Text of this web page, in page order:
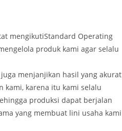
mengikutiStandard Operating
produk kami agar selalu
menjanjikan hasil yang akurat
kami, karena itu kami selalu
produksi dapat berjalan
yang membuat lini usaha kami